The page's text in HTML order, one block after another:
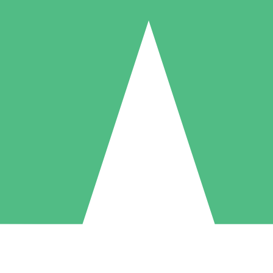
Individuele Creditpakketten
per gebruik met downloadtegoeden. Geen maandelijkse verplichting
5 Downloaden
US$